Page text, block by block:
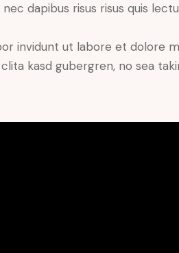
dapibus risus risus quis
invidunt ut labore et dolore
kasd gubergren, no sea